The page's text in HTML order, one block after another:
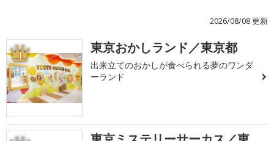
2026/08/08 更新
1 東京おかしランド／東京都
出来立てのおかしが食べられる夢のワンダ
ーランド